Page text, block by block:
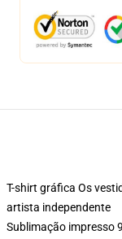
T-shirt gráfica Os
artista independente
Sublimação impresso